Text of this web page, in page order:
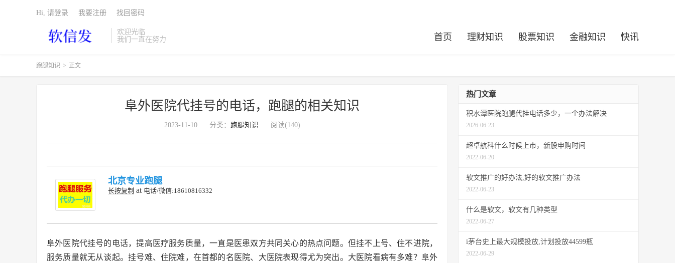
欢迎光临
我们一直在努力
首页 理财知识 股票知识 金融知识 快讯
Hi, 请登录 我要注册 找回密码
跑腿知识 > 正文
阜外医院代挂号的电话，跑腿的相关知识
2023-11-10 分类： 跑腿知识 阅读(140)
北京专业跑腿
长按复制 at 电话/微信:18610816332
阜外医院代挂号的电话，提高医疗服务质量，一直是医患双方共同关心的热点问题。但挂不上号、住不进院，
服务质量就无从谈起。挂号难、住院难，在首都的名医院、大医院表现得尤为突出。大医院看病有多难？阜外
热门文章
积水潭医院跑腿代挂电话多少，一个办法解决
2026-06-23
超卓航科什么时候上市，新股申购时间
2022-06-20
软文推广的好办法,好的软文推广办法
2022-06-23
什么是软文，软文有几种类型
2022-06-27
i茅台史上最大规模投放,计划投放44599瓶
2022-06-29